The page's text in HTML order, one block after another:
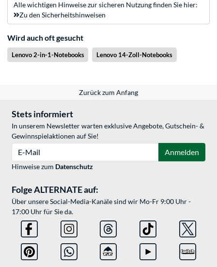
Alle wichtigen Hinweise zur sicheren Nutzung finden Sie hier:
Zu den Sicherheitshinweisen
Wird auch oft gesucht
Lenovo 2-in-1-Notebooks Lenovo 14-Zoll-Notebooks
Zurück zum Anfang
Stets informiert
In unserem Newsletter warten exklusive Angebote, Gutschein- &
Gewinnspielaktionen auf Sie!
Anmelden
Hinweise zum Datenschutz
Folge ALTERNATE auf:
Über unsere Social-Media-Kanäle sind wir Mo-Fr 9:00 Uhr -
17:00 Uhr für Sie da.